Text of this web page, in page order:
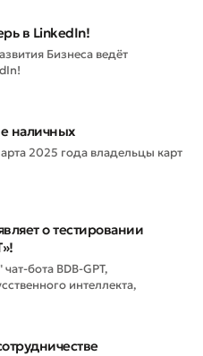
в LinkedIn!
Бизнеса ведёт
наличных
2025 года владельцы карт
о тестировании
бота BDB-GPT,
интеллекта,